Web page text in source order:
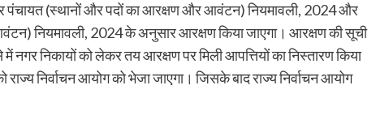
पंचायत (स्थानों और पदों का आरक्षण और आवंटन) नियमावली, 2024 और
नियमावली, 2024 के अनुसार आरक्षण किया जाएगा। आरक्षण की सूची
नगर निकायों को लेकर तय आरक्षण पर मिली आपत्तियों का निस्तारण किया
निर्वाचन आयोग को भेजा जाएगा। जिसके बाद राज्य निर्वाचन आयोग